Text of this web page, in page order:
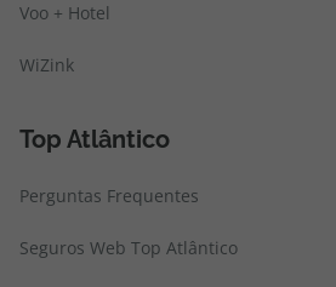
Voo + Hotel
WiZink
Top Atlântico
Perguntas Frequentes
Seguros Web Top Atlântico